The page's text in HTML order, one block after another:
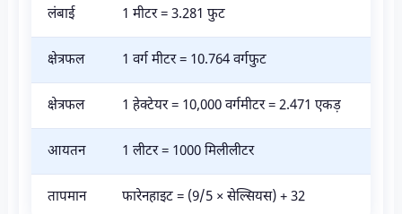
लंबाई 1 मीटर = 3.281 फुट
क्षेत्रफल 1 वर्ग मीटर = 10.764 वर्गफुट
क्षेत्रफल 1 हेक्टेयर = 10,000 वर्गमीटर = 2.471 एकड़
आयतन 1 लीटर = 1000 मिलीलीटर
तापमान फारेनहाइट = (9/5 × सेल्सियस) + 32